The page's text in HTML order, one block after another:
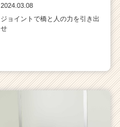
2024.03.08
ジョイントで橋と人の力を引き出
せ